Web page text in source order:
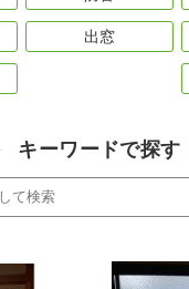
出窓
キーワードで探す